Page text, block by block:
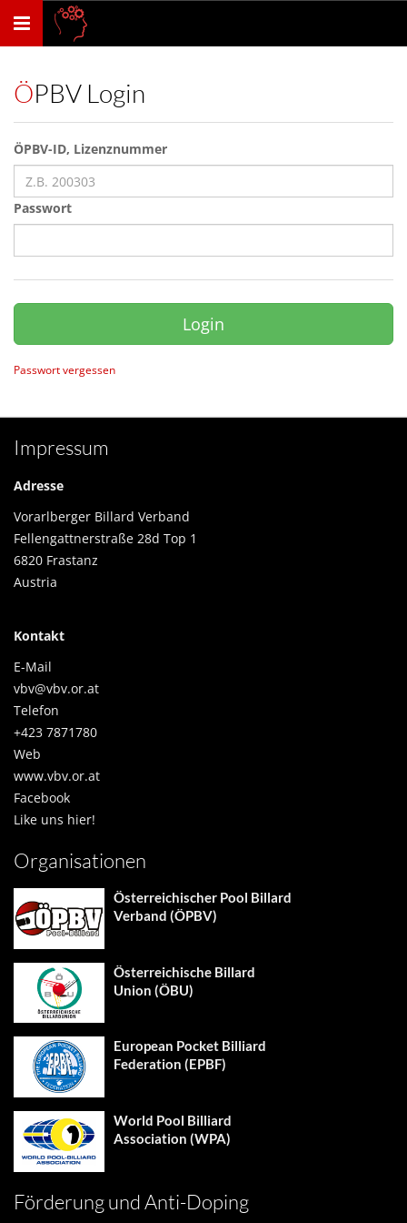
Toggle
navigation
ÖPBV Login
ÖPBV-ID, Lizenznummer
Passwort
Login
Passwort vergessen
Impressum
Adresse
Vorarlberger Billard Verband
Fellengattnerstraße 28d Top 1
6820 Frastanz
Austria
Kontakt
E-Mail
vbv@vbv.or.at
Telefon
+423 7871780
Web
www.vbv.or.at
Facebook
Like uns hier!
Organisationen
Österreichischer Pool Billard
Verband (ÖPBV)
Österreichische Billard
Union (ÖBU)
European Pocket Billiard
Federation (EPBF)
World Pool Billiard
Association (WPA)
Förderung und Anti-Doping